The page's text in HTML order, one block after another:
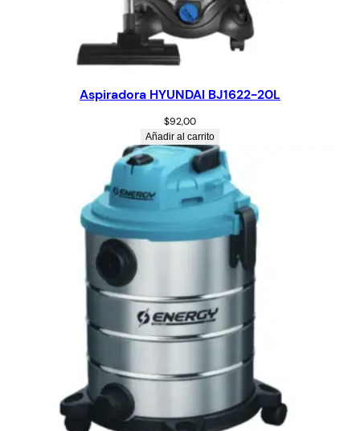
Aspiradora HYUNDAI BJ1622-20L
$92,00
Añadir al carrito